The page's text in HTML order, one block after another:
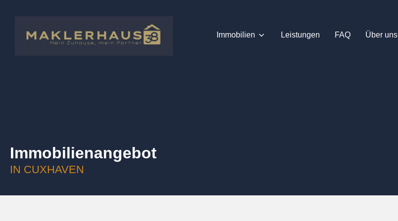
Immobilien Leistungen FAQ Über uns
Immobilien­angebot
IN CUXHAVEN